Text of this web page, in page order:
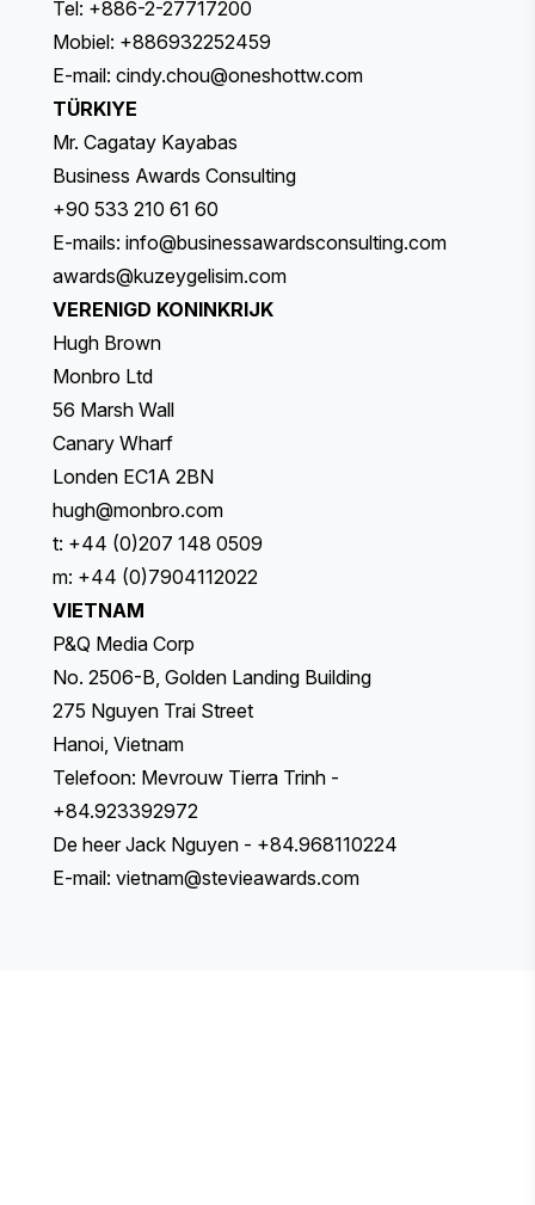
Tel: +886-2-27717200
Mobiel: +886932252459
E-mail: cindy.chou@oneshottw.com
TÜRKIYE
Mr. Cagatay Kayabas
Business Awards Consulting
+90 533 210 61 60
E-mails: info@businessawardsconsulting.com
awards@kuzeygelisim.com
VERENIGD KONINKRIJK
Hugh Brown
Monbro Ltd
56 Marsh Wall
Canary Wharf
Londen EC1A 2BN
hugh@monbro.com
t: +44 (0)207 148 0509
m: +44 (0)7904112022
VIETNAM
P&Q Media Corp
No. 2506-B, Golden Landing Building
275 Nguyen Trai Street
Hanoi, Vietnam
Telefoon: Mevrouw Tierra Trinh -
+84.923392972
De heer Jack Nguyen - +84.968110224
E-mail: vietnam@stevieawards.com